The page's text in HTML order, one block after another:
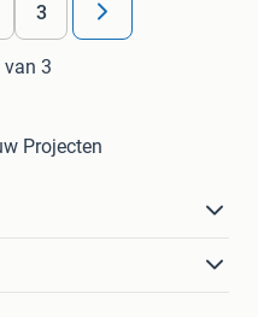
3
van 3
Projecten